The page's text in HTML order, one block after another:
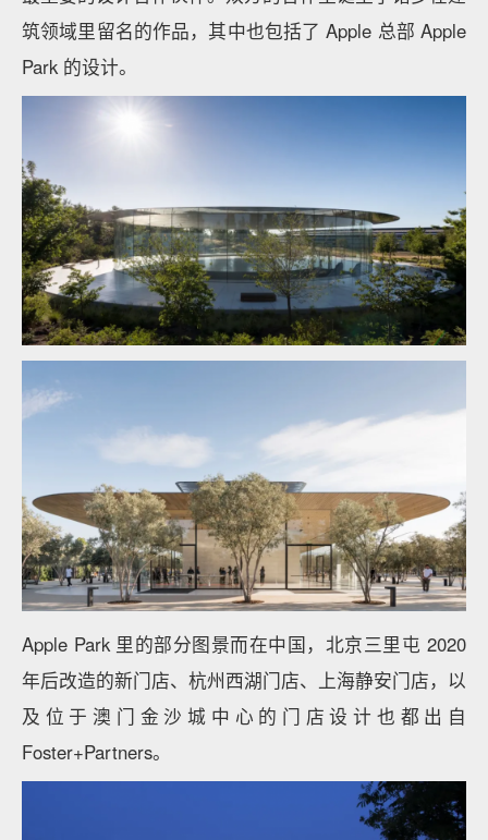
筑领域里留名的作品，其中也包括了 Apple 总部 Apple
Park 的设计。
Apple Park 里的部分图景而在中国，北京三里屯 2020
年后改造的新门店、杭州西湖门店、上海静安门店，以
及位于澳门金沙城中心的门店设计也都出自
Foster+Partners。